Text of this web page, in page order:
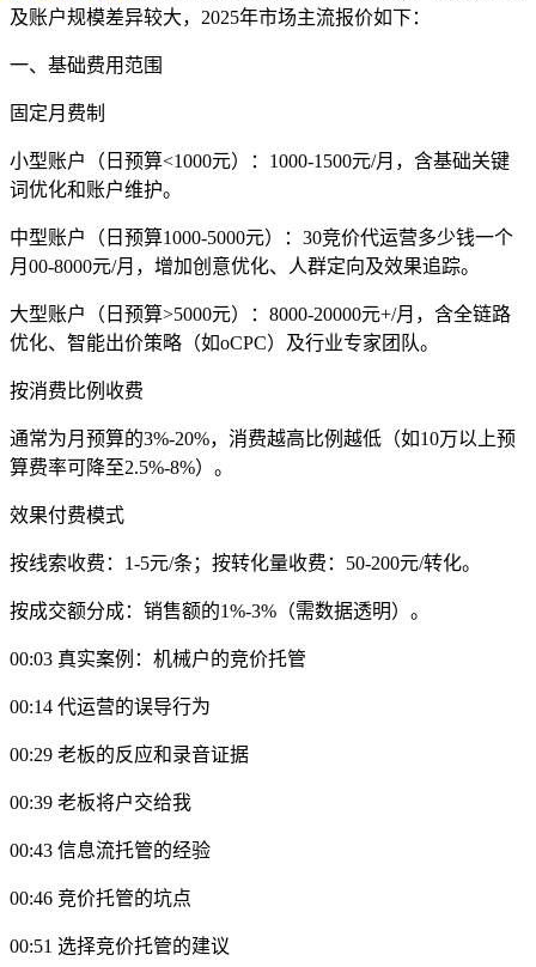
及账户规模差异较大，2025年市场主流报价如下：
一、基础费用范围
固定月费制‌
小型账户（日预算<1000元）：1000-1500元/月，含基础关键
词优化和账户维护‌。
中型账户（日预算1000-5000元）：30竞价代运营多少钱一个
月00-8000元/月，增加创意优化、人群定向及效果追踪‌。
大型账户（日预算>5000元）：8000-20000元+/月，含全链路
优化、智能出价策略（如oCPC）及行业专家团队‌。
按消费比例收费‌
通常为月预算的3%-20%，消费越高比例越低（如10万以上预
算费率可降至2.5%-8%）‌。
效果付费模式‌
按线索收费：1-5元/条；按转化量收费：50-200元/转化‌。
按成交额分成：销售额的1%-3%（需数据透明）‌。
00:03 真实案例：机械户的竞价托管
00:14 代运营的误导行为
00:29 老板的反应和录音证据
00:39 老板将户交给我
00:43 信息流托管的经验
00:46 竞价托管的坑点
00:51 选择竞价托管的建议